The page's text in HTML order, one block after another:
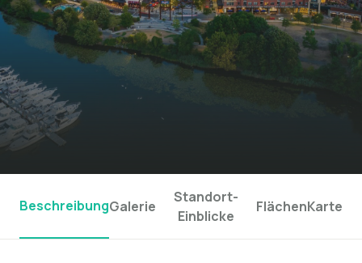
BeschreibungGalerie
Standort-
Einblicke
FlächenKarte